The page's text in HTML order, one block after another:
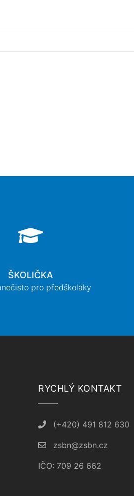
ŠKOLIČKA
pro předškoláky
RYCHLÝ KONTAKT
(+420) 491 812 630
zsbn@zsbn.cz
IČO: 709 26 662